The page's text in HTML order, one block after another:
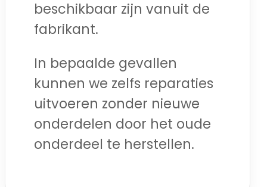
beschikbaar zijn vanuit de
fabrikant.
In bepaalde gevallen
kunnen we zelfs reparaties
uitvoeren zonder nieuwe
onderdelen door het oude
onderdeel te herstellen.